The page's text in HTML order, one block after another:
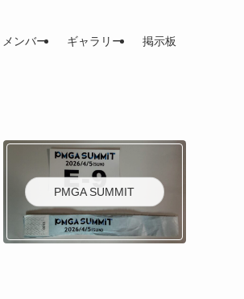
メンバー ギャラリー 掲示板
PMGA SUMMIT